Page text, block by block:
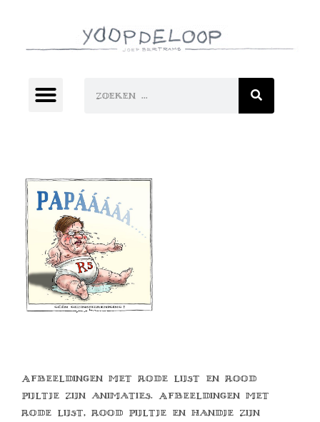
Afbeeldingen met rode lijst en rood
pijltje zijn animaties. Afbeeldingen met
rode lijst, rood pijltje en handje zijn